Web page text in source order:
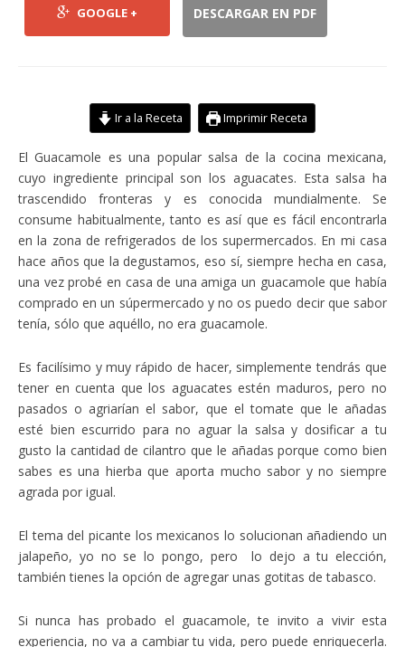
GOOGLE + DESCARGAR EN PDF
Ir a la Receta Imprimir Receta
El Guacamole es una popular salsa de la cocina mexicana,
cuyo ingrediente principal son los aguacates. Esta salsa ha
trascendido fronteras y es conocida mundialmente. Se
consume habitualmente, tanto es así que es fácil encontrarla
en la zona de refrigerados de los supermercados. En mi casa
hace años que la degustamos, eso sí, siempre hecha en casa,
una vez probé en casa de una amiga un guacamole que había
comprado en un súpermercado y no os puedo decir que sabor
tenía, sólo que aquéllo, no era guacamole.
Es facilísimo y muy rápido de hacer, simplemente tendrás que
tener en cuenta que los aguacates estén maduros, pero no
pasados o agriarían el sabor, que el tomate que le añadas
esté bien escurrido para no aguar la salsa y dosificar a tu
gusto la cantidad de cilantro que le añadas porque como bien
sabes es una hierba que aporta mucho sabor y no siempre
agrada por igual.
El tema del picante los mexicanos lo solucionan añadiendo un
jalapeño, yo no se lo pongo, pero lo dejo a tu elección,
también tienes la opción de agregar unas gotitas de tabasco.
Si nunca has probado el guacamole, te invito a vivir esta
experiencia, no va a cambiar tu vida, pero puede enriquecerla.